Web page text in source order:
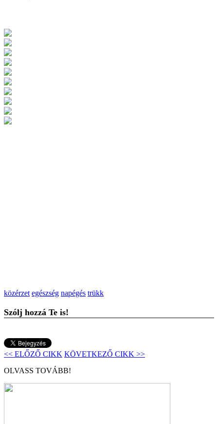
közérzet egészség napégés trükk
Szólj hozzá Te is!
<< ELŐZŐ CIKK KÖVETKEZŐ CIKK >>
OLVASS TOVÁBB!